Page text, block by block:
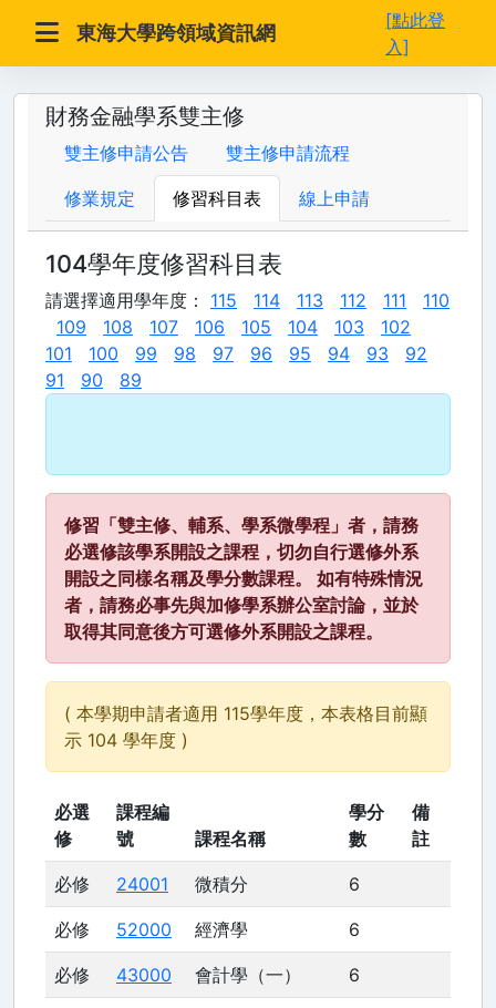
東海大學跨領域資訊網
[點此登
入]
財務金融學系雙主修
雙主修申請公告 雙主修申請流程
修業規定 修習科目表 線上申請
104學年度修習科目表
請選擇適用學年度： 115 114 113 112 111
110
109
108 107 106 105 104 103
102
101
100 99 98 97 96 95 94 93
92
91
90 89
修習「雙主修、輔系、學系微學程」者，請務
必選修該學系開設之課程，切勿自行選修外系
開設之同樣名稱及學分數課程。 如有特殊情況
者，請務必事先與加修學系辦公室討論，並於
取得其同意後方可選修外系開設之課程。
( 本學期申請者適用 115學年度，本表格目前顯
示 104 學年度 )
必選
修
課程編
號
課程名稱
學分
數
備
註
必修 24001 微積分 6
必修 52000 經濟學 6
必修 43000 會計學（一） 6